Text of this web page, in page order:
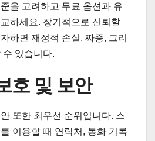
을 고려하고 무료 옵션과 유
하세요. 장기적으로 신뢰할
하면 재정적 손실, 짜증, 그리
수 있습니다.
호 및 보안
또한 최우선 순위입니다. 스
이용할 때 연락처, 통화 기록